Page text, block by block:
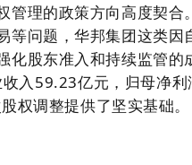
管理的政策方向高度契合
等问题，华邦集团这类因
化股东准入和持续监管的
入59.23亿元，归母净
权调整提供了坚实基础。